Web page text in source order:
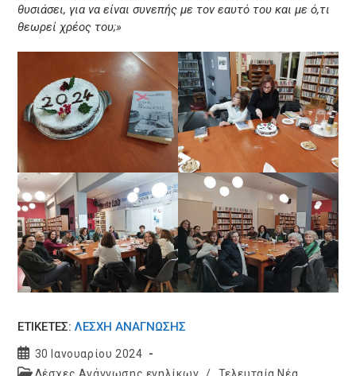
θυσιάσει, για να είναι συνεπής με τον εαυτό του και με ό,τι
θεωρεί χρέος του;»
ΕΤΙΚΕΤΈΣ:ΛΈΣΧΗ ΑΝΆΓΝΩΣΗΣ
Post
published:
30 Ιανουαρίου 2024
Post